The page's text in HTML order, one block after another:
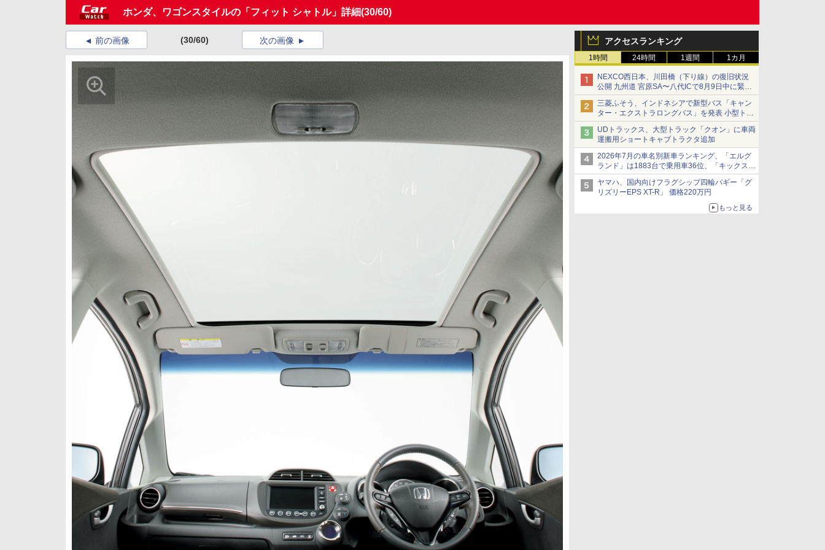
ホンダ、ワゴンスタイルの「フィット シャトル」詳細(30/60)
アクセスランキング
1時間 24時間 1週間 1カ月
NEXCO西日本、川田橋（下り線）の復旧状況
公開 九州道 宮原SA〜八代ICで8月9日中に緊急
車両を通行可能に
三菱ふそう、インドネシアで新型バス「キャン
ター・エクストラロングバス」を発表 小型トラ
ックベースの観光・旅客輸送向けバス
UDトラックス、大型トラック「クオン」に車両
運搬用ショートキャブトラクタ追加
2026年7月の車名別新車ランキング、「エルグ
ランド」は1883台で乗用車36位、「キックス」
は2591台で27位に
ヤマハ、国内向けフラグシップ四輪バギー「グ
リズリーEPS XT-R」 価格220万円
もっと見る
前の画像 (30/60) 次の画像